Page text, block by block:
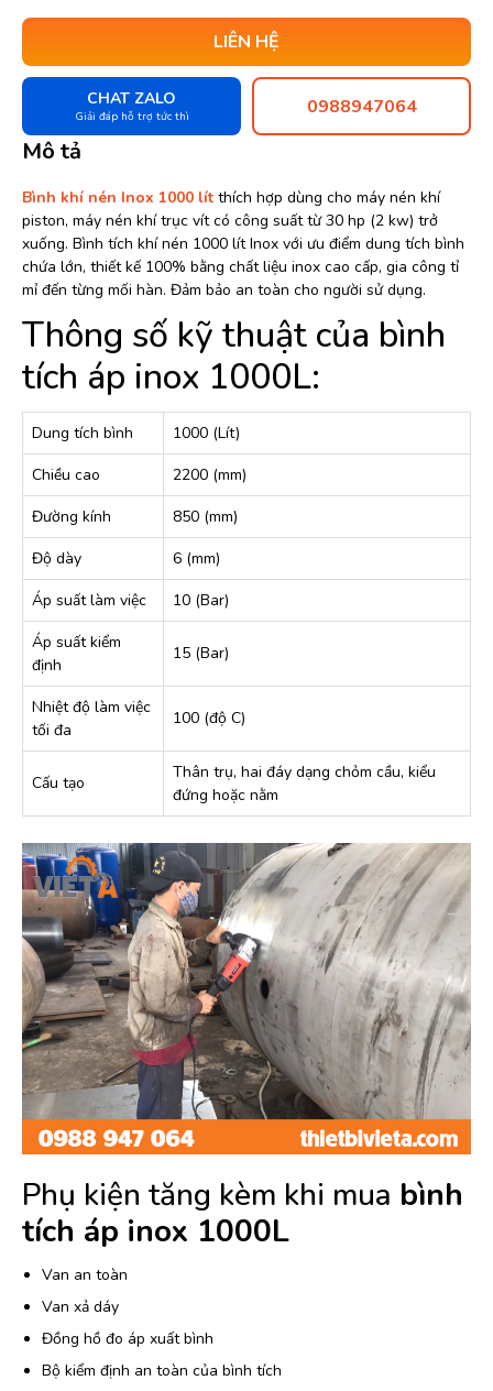
LIÊN HỆ
CHAT ZALO
Giải đáp hỗ trợ tức thì 0988947064
Mô tả
Bình khí nén Inox 1000 lít thích hợp dùng cho máy nén khí
piston, máy nén khí trục vít có công suất từ 30 hp (2 kw) trở
xuống. Bình tích khí nén 1000 lít Inox với ưu điểm dung tích bình
chứa lớn, thiết kế 100% bằng chất liệu inox cao cấp, gia công tỉ
mỉ đến từng mối hàn. Đảm bảo an toàn cho người sử dụng.
Thông số kỹ thuật của bình
tích áp inox 1000L:
Dung tích bình
1000 (Lít)
Chiều cao
2200 (mm)
Đường kính
850 (mm)
Độ dày
6 (mm)
Áp suất làm việc
10 (Bar)
Áp suất kiểm
định
15 (Bar)
Nhiệt độ làm việc
tối đa
100 (độ C)
Cấu tạo
Thân trụ, hai đáy dạng chỏm cầu, kiểu
đứng hoặc nằm
Phụ kiện tăng kèm khi mua bình
tích áp inox 1000L
Van an toàn
Van xả dáy
Đồng hồ đo áp xuất bình
Bộ kiểm định an toàn của bình tích